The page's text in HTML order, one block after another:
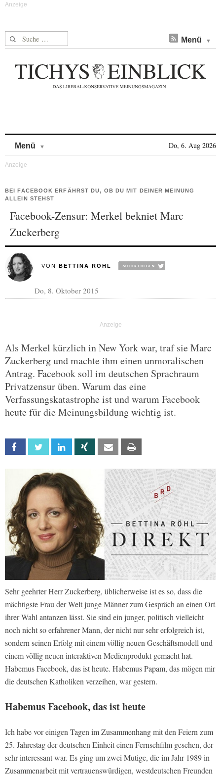
Suche nach: Menü
Menü Do, 6. Aug 2026
BEI FACEBOOK ERFÄHRST DU, OB DU MIT DEINER MEINUNG
ALLEIN STEHST
Facebook-Zensur: Merkel bekniet Marc
Zuckerberg
VON BETTINA RÖHL
Do, 8. Oktober 2015
Als Merkel kürzlich in New York war, traf sie Marc
Zuckerberg und machte ihm einen unmoralischen
Antrag. Facebook soll im deutschen Sprachraum
Privatzensur üben. Warum das eine
Verfassungskatastrophe ist und warum Facebook
heute für die Meinungsbildung wichtig ist.
Facebook Twitter Linkedin Xing Email
Sehr geehrter Herr Zuckerberg, üblicherweise ist es so, dass die
mächtigste Frau der Welt junge Männer zum Gespräch an einen Ort
ihrer Wahl antanzen lässt. Sie sind ein junger, politisch vielleicht
noch nicht so erfahrener Mann, der nicht nur sehr erfolgreich ist,
sondern seinen Erfolg mit einem völlig neuen Geschäftsmodell und
einem völlig neuen interaktiven Medienprodukt gemacht hat.
Habemus Facebook, das ist heute. Habemus Papam, das mögen mir
die deutschen Katholiken verzeihen, war gestern.
Habemus Facebook, das ist heute
Ich habe vor einigen Tagen im Zusammenhang mit den Feiern zum
25. Jahrestag der deutschen Einheit einen Fernsehfilm gesehen, der
sehr interessant war. Es ging um zwei Mutige, die im Jahr 1989 in
Zusammenarbeit mit vertrauenswürdigen, westdeutschen Freunden